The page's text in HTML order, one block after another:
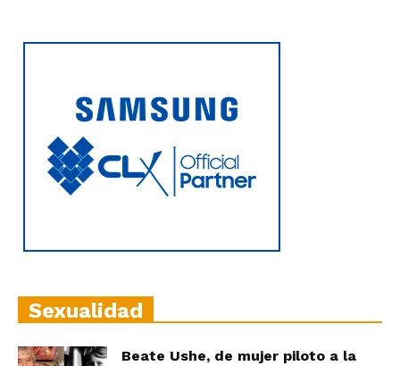
Sexualidad
Beate Ushe, de mujer piloto a la